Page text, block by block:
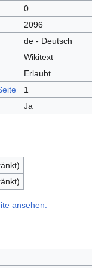
0
2096
de - Deutsch
Wikitext
Erlaubt
1
Ja
ansehen.